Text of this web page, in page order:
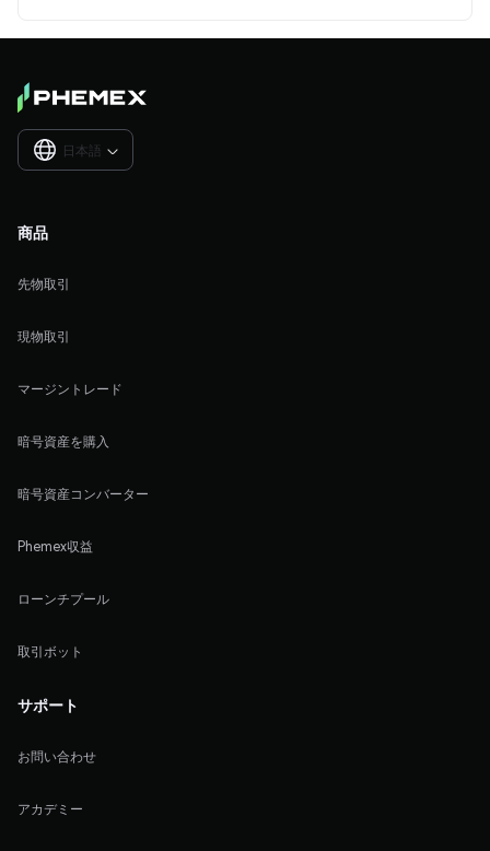
日本語 
商品
先物取引
現物取引
マージントレード
暗号資産を購入
暗号資産コンバーター
Phemex収益
ローンチプール
取引ボット
サポート
お問い合わせ
アカデミー